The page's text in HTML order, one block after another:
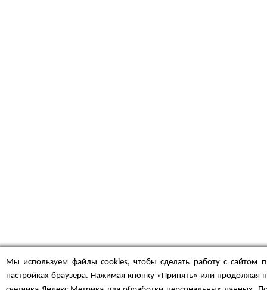
Мы используем файлы cookies, чтобы сделать работу с сайтом
настройках браузера. Нажимая кнопку «Принять» или продолжая